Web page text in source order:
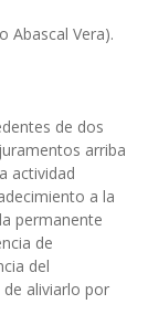
Abascal Vera).
de dos
arriba
actividad
a la
permanente
de
del
aliviarlo por